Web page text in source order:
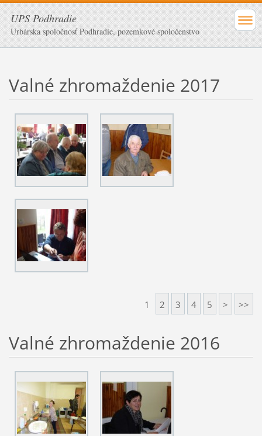
UPS Podhradie
Urbárska spoločnosť Podhradie, pozemkové spoločenstvo
Valné zhromaždenie 2017
1 2 3 4 5 > >>
Valné zhromaždenie 2016